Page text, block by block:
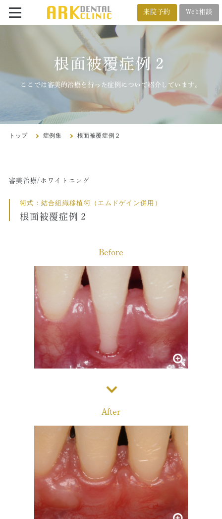
番町オフィス
BANCHO OFFICE
03-5212-4618
トップ
クリニック紹介
コンセプト
番町オフィス
医院紹介
アクセス
審美治療/ホワイトニング
新しい審美歯科
ホワイトニング
症例集
インプラント/骨増生
治療の流れ、当院でのポイント
よくある質問
症例集
歯列矯正/インビザライン
矯正治療とは？
スタッフ紹介
こんな症状が出たら
症例集
サポート
来院予約 Web相談
オンライン相談
根面被覆症例２
ここでは審美的治療を行った症例について紹介しています。
トップ 症例集 根面被覆症例２
審美治療/ホワイトニング
術式：結合組織移植術（エムドゲイン併用）
根面被覆症例２
Before
After